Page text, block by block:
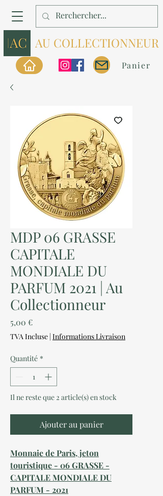
AU COLLECTIONNEUR
Panier
MDP 06 GRASSE
CAPITALE
MONDIALE DU
PARFUM 2021 | Au
Collectionneur
5,00 €Prix
TVA Incluse | Informations Livraison
Quantité *
Il ne reste que 2 article(s) en stock
Ajouter au panier
Monnaie de Paris, jeton
touristique - 06 GRASSE -
CAPITALE MONDIALE DU
PARFUM - 2021